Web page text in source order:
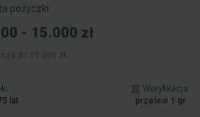
pożyczki:
- 15.000 zł
do 10.000 zł
lat
Weryfikacja:
przelew 1 gr